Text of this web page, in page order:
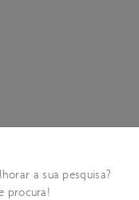
a sua pesquisa?
procura!